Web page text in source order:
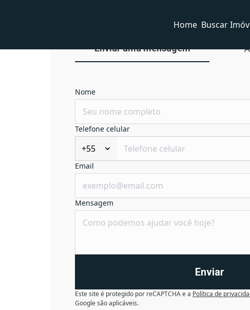
Home Buscar
Enviar uma mensagem
Nome
Telefone celular
+55
Email
Mensagem
Enviar
Este site é protegido por reCAPTCHA e a Política de
Google são aplicáveis.